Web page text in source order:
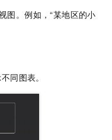
图。例如，“某地区的小
同图表。